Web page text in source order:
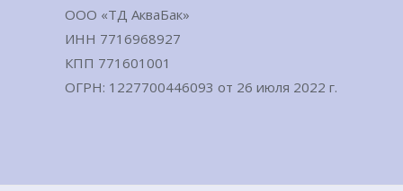
ООО «ТД АкваБак»
ИНН 7716968927
КПП 771601001
ОГРН: 1227700446093 от 26 июля 2022 г.